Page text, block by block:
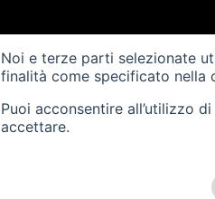
Noi e terze parti selezionate
finalità come specificato nella
Puoi acconsentire all’utilizzo
accettare.